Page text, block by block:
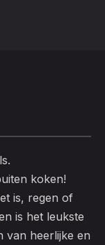
koken!
is, regen of
is het leukste
van heerlijke en